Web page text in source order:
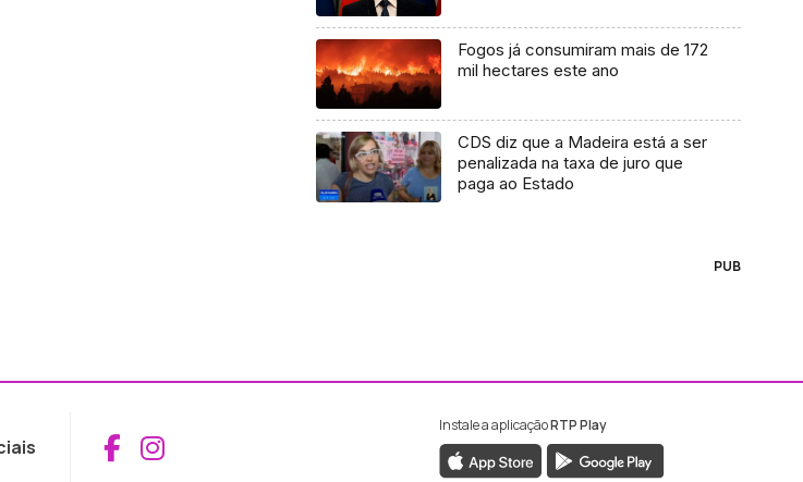
Fogos já consumiram mais de 172
mil hectares este ano
CDS diz que a Madeira está a ser
penalizada na taxa de juro que
paga ao Estado
PUB
Aceder ao Facebook da RTP Madeira
Aceder ao Instagram da RTP Madeira
Instale a aplicaçãoRTP Play